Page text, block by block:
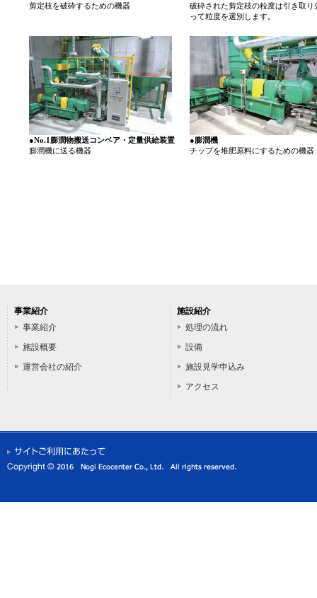
剪定枝を破砕するための機器
破砕された剪定枝の粒度は引き取り
って粒度を選別します。
●No.1膨潤物搬送コンベア・定量供給装置
膨潤機に送る機器
●膨潤機
チップを堆肥原料にするための機器
事業紹介
事業紹介
施設概要
運営会社の紹介
施設紹介
処理の流れ
設備
施設見学申込み
アクセス